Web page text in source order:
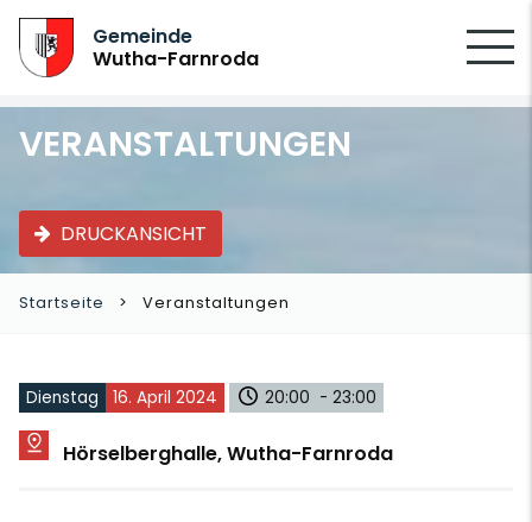
Gemeinde
Wutha-Farnroda
VERANSTALTUNGEN
DRUCKANSICHT
Startseite Veranstaltungen
Dienstag 16. April 2024 20:00 - 23:00
Hörselberghalle, Wutha-Farnroda